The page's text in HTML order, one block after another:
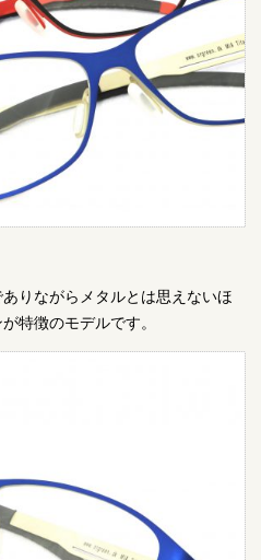
りながらメタルとは思えないほ
特徴のモデルです。